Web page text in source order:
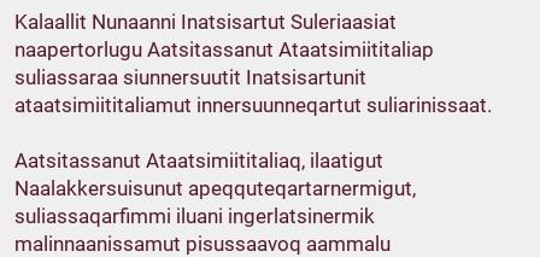
Kalaallit Nunaanni Inatsisartut Suleriaasiat
naapertorlugu Aatsitassanut Ataatsimiitita­liap
suliassaraa siunnersuutit Inatsisartunit
ataatsimiititaliamut innersuunneqartut suliarinissaat.
Aatsitassanut Ataatsimiititaliaq, ilaatigut
Naalakkersuisunut apeqquteqartarnermigut,
suliassaqarfimmi iluani ingerlatsinermik
malinnaanissamut pisussaavoq aammalu